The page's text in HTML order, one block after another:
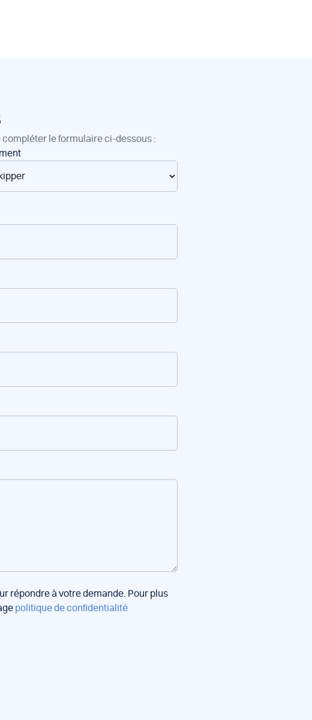
le formulaire ci-dessous :
répondre à votre demande. Pour plus
politique de confidentialité